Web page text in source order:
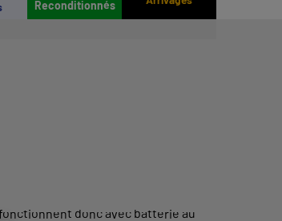
Reconditionnés
donc avec batterie au